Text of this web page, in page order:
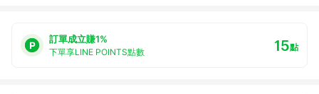
訂單成立賺1%
下單享LINE POINTS點數 15點